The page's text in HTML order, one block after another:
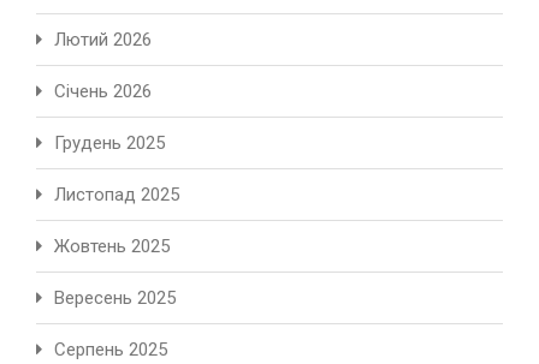
Лютий 2026
Січень 2026
Грудень 2025
Листопад 2025
Жовтень 2025
Вересень 2025
Серпень 2025